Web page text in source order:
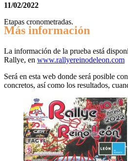
11/02/2022
Etapas cronometradas.
Más información
La información de la prueba está
Rallye, en www.rallyereinodeleon.com
Será en esta web donde será posible
concretos, así como los resultados,